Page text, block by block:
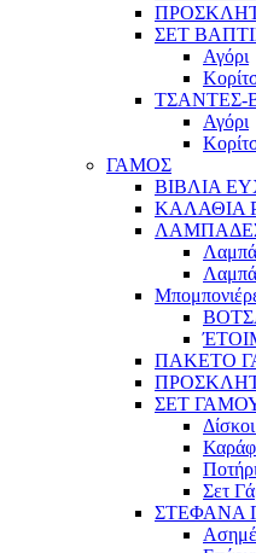
ΣΕΤ
Αγόρι
ΤΣΑΝΤΕΣ-
Αγόρι
ΓΑΜΟΣ
ΒΙΒΛΙΑ
ΚΑΛΑΘΙΑ
ΠΑΚΕΤΟ
ΣΕΤ
Σετ
ΣΤΕΦΑΝΑ